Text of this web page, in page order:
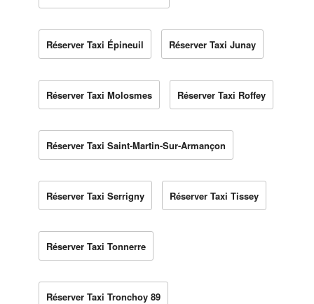
Réserver Taxi Épineuil Réserver Taxi Junay
Réserver Taxi Molosmes Réserver Taxi Roffey
Réserver Taxi Saint-Martin-Sur-Armançon
Réserver Taxi Serrigny Réserver Taxi Tissey
Réserver Taxi Tonnerre
Réserver Taxi Tronchoy 89